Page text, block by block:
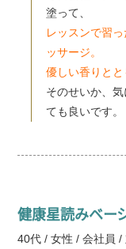
塗って、
レッスンで習
ッサージ。
優しい香りとと
そのせいか、
ても良いです。
健康星読みベー
40代 / 女性 / 会社員 /